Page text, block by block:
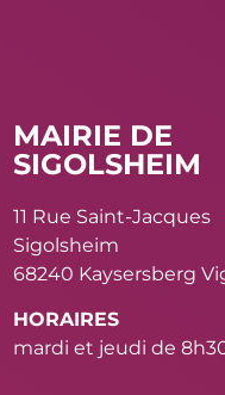
MAIRIE DE
SIGOLSHEIM
11 Rue Saint-Jacques
Sigolsheim
68240 Kaysersberg
HORAIRES
mardi et jeudi de